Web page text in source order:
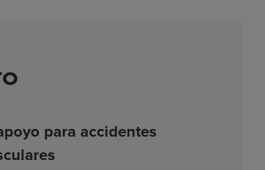
para accidentes